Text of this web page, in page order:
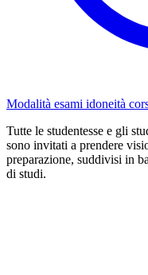
Modalità esami idoneità
Tutte le studentesse e gli
sono invitati a prendere
preparazione, suddivisi in
di studi.